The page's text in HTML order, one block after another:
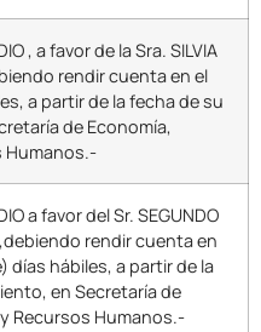
, a favor de la Sra. SILVIA
rendir cuenta en el
a partir de la fecha de su
de Economía,
Humanos.-
a favor del Sr. SEGUNDO
rendir cuenta en
días hábiles, a partir de la
en Secretaría de
Recursos Humanos.-